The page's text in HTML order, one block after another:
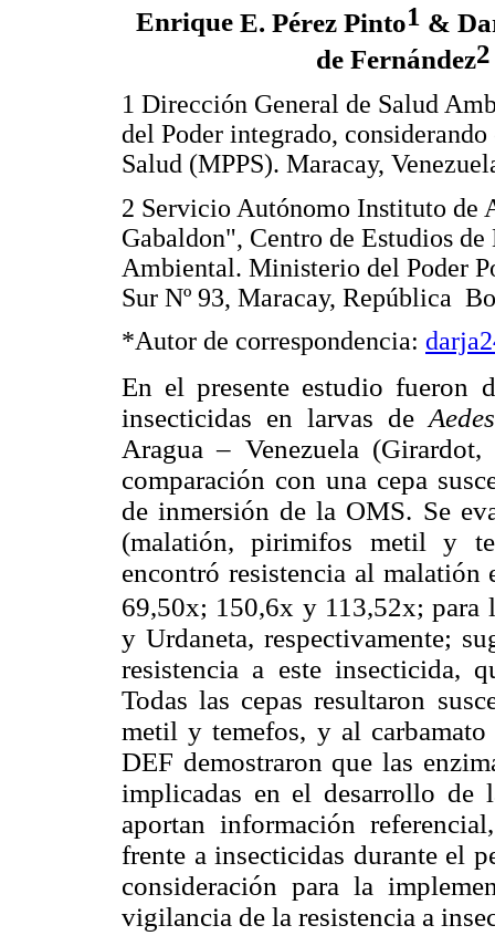
EnriqueE. Pérez Pinto1 &
de Fernández2
1 Dirección General de Salud
del Poder integrado,
Salud (MPPS). Maracay,
2 Servicio Autónomo Instituto de
Gabaldon", Centro de Estudios
Ambiental. Ministerio del Poder
Sur Nº 93, Maracay, República
*Autor de correspondencia:
En el presente estudio fueron
insecticidas en larvas de
Aragua – Venezuela
comparación con una cepa
de inmersión de la OMS. Se
(malatión, pirimifos metil y
encontró resistencia al malatión
69,50x; 150,6x y 113,52x; para
y Urdaneta, respectivamente;
resistencia a este insecticida,
Todas las cepas resultaron
metil y temefos, y al
DEF demostraron que las
implicadas en el desarrollo de
aportan información
frente a insecticidas durante el
consideración para la
vigilancia de la resistencia a